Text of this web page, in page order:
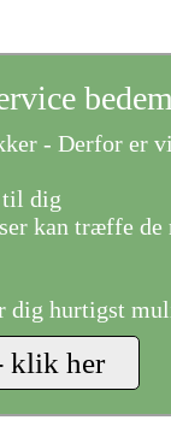
- Derfor er
dig
kan træffe de
dig hurtigst